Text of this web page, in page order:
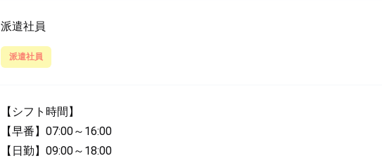
派遣社員
派遣社員
【シフト時間】
【早番】07:00～16:00
【日勤】09:00～18:00